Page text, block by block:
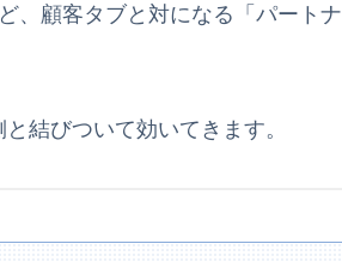
、顧客タブと対になる「パートナ
結びついて効いてきます。